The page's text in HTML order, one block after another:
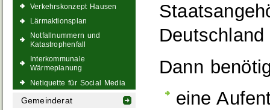
Verkehrskonzept Hausen
Lärmaktionsplan
Notfallnummern und
Katastrophenfall
Interkommunale
Wärmeplanung
Netiquette für Social Media
Gemeinderat
Dann
eine